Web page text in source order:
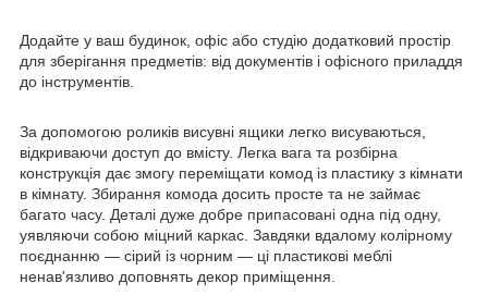
Додайте у ваш будинок, офіс або студію додатковий простір
для зберігання предметів: від документів і офісного приладдя
до інструментів.
За допомогою роликів висувні ящики легко висуваються,
відкриваючи доступ до вмісту. Легка вага та розбірна
конструкція дає змогу переміщати комод із пластику з кімнати
в кімнату. Збирання комода досить просте та не займає
багато часу. Деталі дуже добре припасовані одна під одну,
уявляючи собою міцний каркас. Завдяки вдалому колірному
поєднанню — сірий із чорним — ці пластикові меблі
ненав'язливо доповнять декор приміщення.